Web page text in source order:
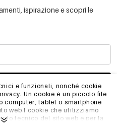
e funzionali, nonché cookie
Un cookie è un piccolo file
computer, tablet o smartphone
web.I cookie che utilizziamo
tecnico del sito web e per la
ispirazione e scopri le